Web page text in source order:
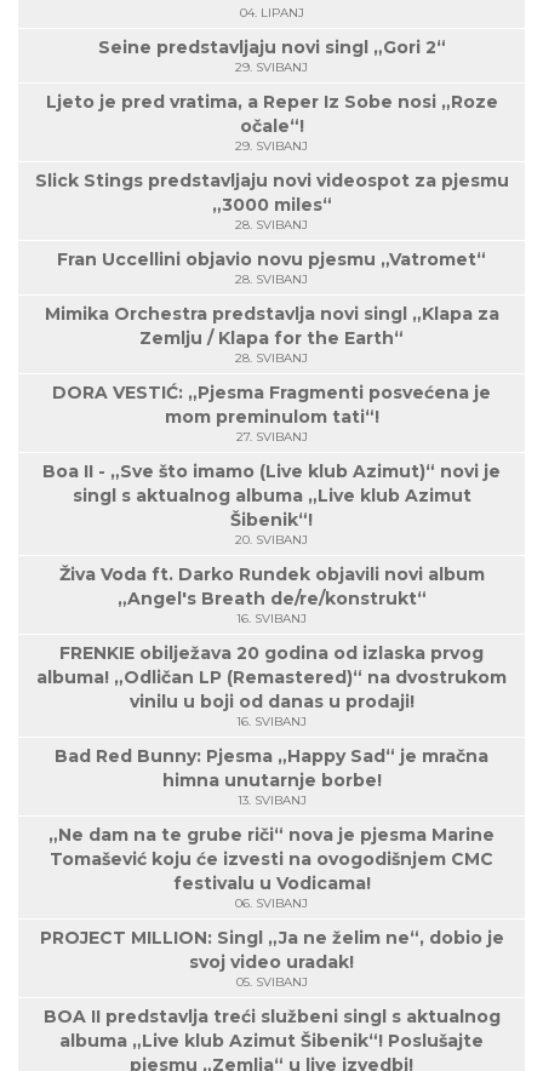
04. LIPANJ
Seine predstavljaju novi singl „Gori 2“
29. SVIBANJ
Ljeto je pred vratima, a Reper Iz Sobe nosi „Roze
očale“!
29. SVIBANJ
Slick Stings predstavljaju novi videospot za pjesmu
„3000 miles“
28. SVIBANJ
Fran Uccellini objavio novu pjesmu „Vatromet“
28. SVIBANJ
Mimika Orchestra predstavlja novi singl „Klapa za
Zemlju / Klapa for the Earth“
28. SVIBANJ
DORA VESTIĆ: „Pjesma Fragmenti posvećena je
mom preminulom tati“!
27. SVIBANJ
Boa II - „Sve što imamo (Live klub Azimut)“ novi je
singl s aktualnog albuma „Live klub Azimut
Šibenik“!
20. SVIBANJ
Živa Voda ft. Darko Rundek objavili novi album
„Angel's Breath de/re/konstrukt“
16. SVIBANJ
FRENKIE obilježava 20 godina od izlaska prvog
albuma! „Odličan LP (Remastered)“ na dvostrukom
vinilu u boji od danas u prodaji!
16. SVIBANJ
Bad Red Bunny: Pjesma „Happy Sad“ je mračna
himna unutarnje borbe!
13. SVIBANJ
„Ne dam na te grube riči“ nova je pjesma Marine
Tomašević koju će izvesti na ovogodišnjem CMC
festivalu u Vodicama!
06. SVIBANJ
PROJECT MILLION: Singl „Ja ne želim ne“, dobio je
svoj video uradak!
05. SVIBANJ
BOA II predstavlja treći službeni singl s aktualnog
albuma „Live klub Azimut Šibenik“! Poslušajte
pjesmu „Zemlja“ u live izvedbi!